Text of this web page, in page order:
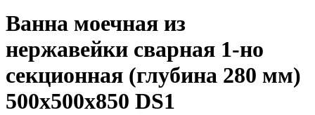
Ванна моечная из
нержавейки сварная 1-но
секционная (глубина 280 мм)
500х500х850 DS1